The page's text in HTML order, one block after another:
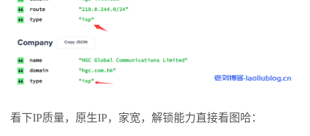
看下IP质量，原生IP，家宽，解锁能力直接看图哈：